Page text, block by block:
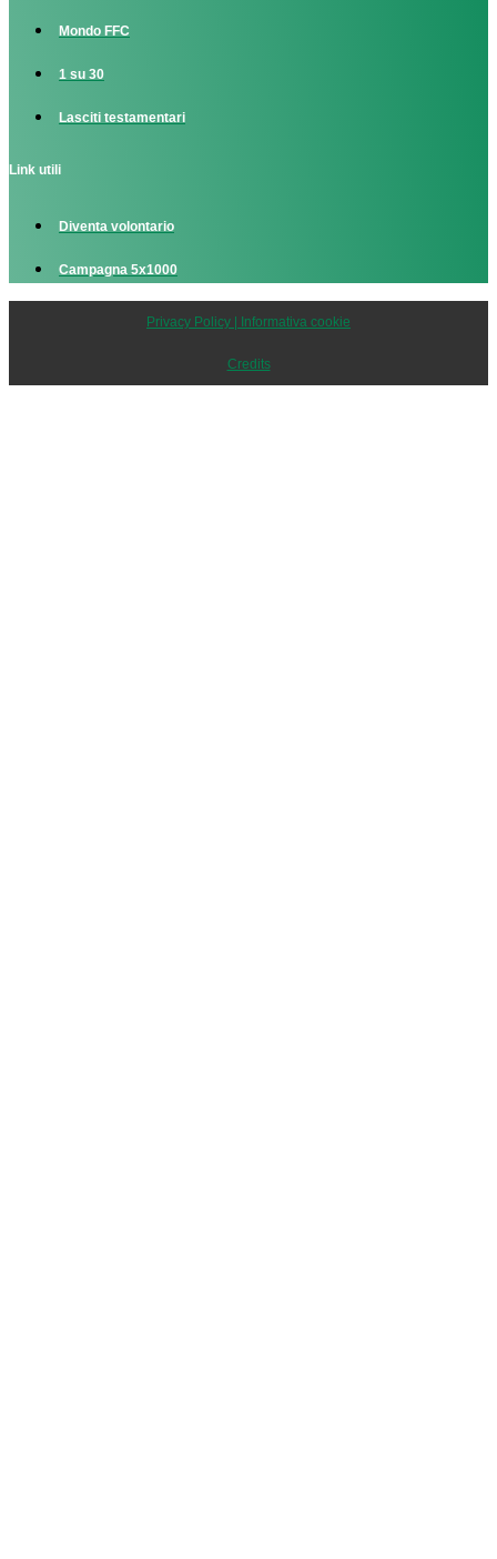
Mondo FFC
1 su 30
Lasciti testamentari
Link utili
Diventa volontario
Campagna 5x1000
Privacy Policy | Informativa cookie
Credits